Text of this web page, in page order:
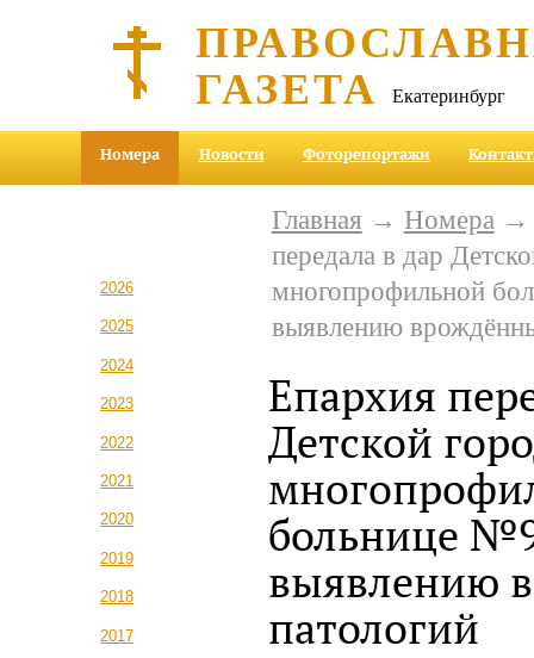
ГАЗЕТА Екатеринбург
Номера Новости Фоторепортажи
2026
2025
2024
2023
2022
2021
2020
2019
2018
2017
Главная → Номера
передала в дар
многопрофильной
выявлению
Епархия
Детской
больнице
выявлению
патологий